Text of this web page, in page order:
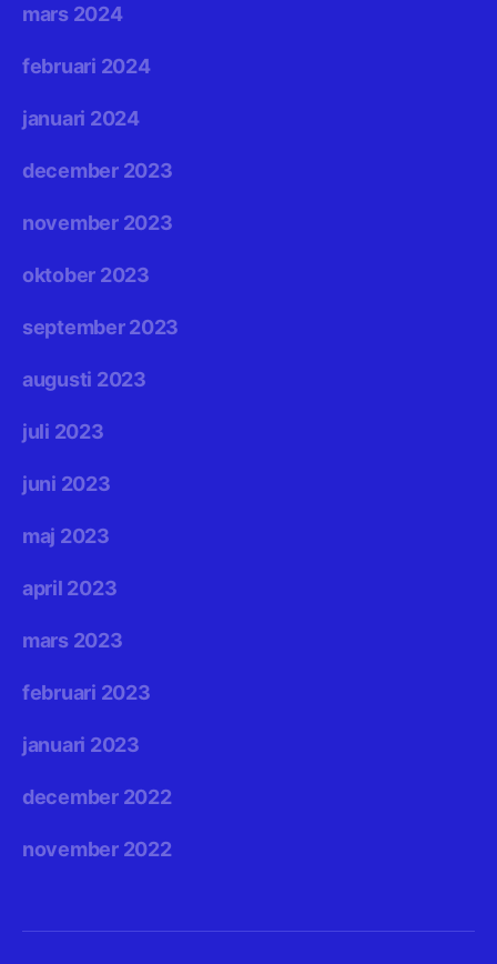
mars 2024
februari 2024
januari 2024
december 2023
november 2023
oktober 2023
september 2023
augusti 2023
juli 2023
juni 2023
maj 2023
april 2023
mars 2023
februari 2023
januari 2023
december 2022
november 2022